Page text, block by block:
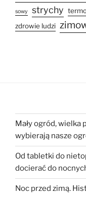
sowy strychy
zdrowie ludzi
Mały ogród, wielka
wybierają nasze
Od tabletki do
docierać do
Noc przed zimą.